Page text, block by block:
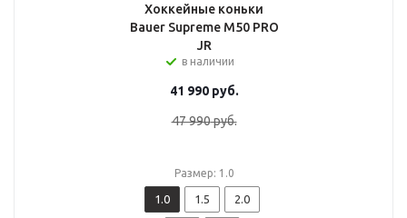
Хоккейные коньки
Bauer Supreme M50 PRO
JR
в наличии
41 990руб.
47 990руб.
Размер: 1.0
1.0 1.5 2.0